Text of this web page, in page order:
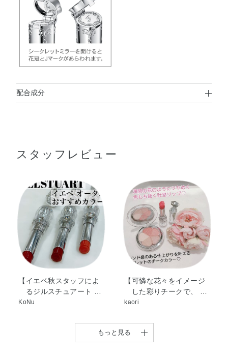
配合成分
グリセリル－3ポリジメチルシロキシエチルジメチコン・
ウロイルグルタミン酸ジ（フィトステリル／オクチルドデ
シル）・ダイマージリノール酸（フィトステリル／イソス
テアリル／セチル／ステアリル／ベヘニル）・ジメチルシ
リル化シリカ・アボカド油・アンズ核油・トコフェロー
ル・ラベンダー油・ローズマリー葉エキス・BHT・DPG・
PEG－9ポリジメチルシロキシエチルジメチコン・（エチ
レン／プロピレン）コポリマー・ジメチコン・トリイソス
テアリン酸イソプロピルチタン・ハイドロゲンジメチコ
ン・ホウケイ酸（Ca／Al）・ミネラルオイル・メチコン・
酸化スズ・水酸化Al・炭酸Ca・香料・マイカ・酸化チタ
スタッフレビュー
【イエベ秋スタッフによ
るジルスチュアート …
KoNu
【可憐な花々をイメージ
した彩りチークで、 …
kaori
もっと見る